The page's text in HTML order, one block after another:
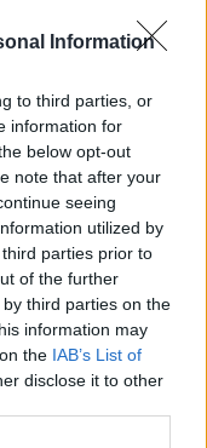
Information
to third parties, or
information for
below opt-out
note that after your
seeing
utilized by
parties prior to
of the further
third parties on the
information may
the IAB’s List of
disclose it to other
Hírek